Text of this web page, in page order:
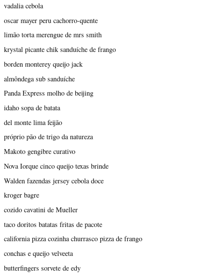
vadalia cebola
oscar mayer peru cachorro-quente
limão torta merengue de mrs smith
krystal picante chik sanduíche de frango
borden monterey queijo jack
almôndega sub sanduíche
Panda Express molho de beijing
idaho sopa de batata
del monte lima feijão
próprio pão de trigo da natureza
Makoto gengibre curativo
Nova Iorque cinco queijo texas brinde
Walden fazendas jersey cebola doce
kroger bagre
cozido cavatini de Mueller
taco doritos batatas fritas de pacote
california pizza cozinha churrasco pizza de frango
conchas e queijo velveeta
butterfingers sorvete de edy